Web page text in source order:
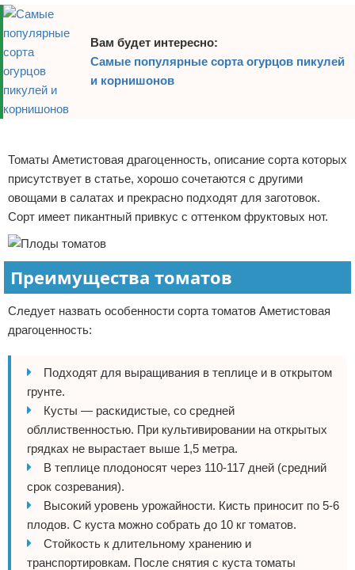
Вам будет интересно:
Самые популярные сорта огурцов пикулей
и корнишонов
Томаты Аметистовая драгоценность, описание сорта которых
присутствует в статье, хорошо сочетаются с другими
овощами в салатах и прекрасно подходят для заготовок.
Сорт имеет пикантный привкус с оттенком фруктовых нот.
Преимущества томатов
Следует назвать особенности сорта томатов Аметистовая
драгоценность:
Подходят для выращивания в теплице и в открытом
грунте.
Кусты — раскидистые, со средней
обллиственностью. При культивировании на открытых
грядках не вырастает выше 1,5 метра.
В теплице плодоносят через 110-117 дней (средний
срок созревания).
Высокий уровень урожайности. Кисть приносит по 5-6
плодов. С куста можно собрать до 10 кг томатов.
Стойкость к длительному хранению и
транспортировкам. После снятия с куста томаты